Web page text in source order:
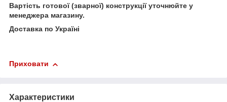
Вартість готової (зварної) конструкції уточнюйте у
менеджера магазину.
Доставка по Україні
Приховати
Характеристики